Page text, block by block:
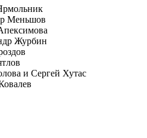
Меньшов
Журбин
и Сергей Хутас